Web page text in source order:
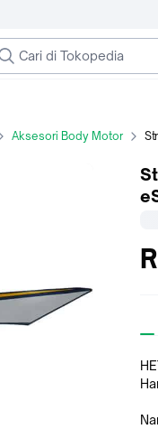
Aksesori Body Motor Stripe